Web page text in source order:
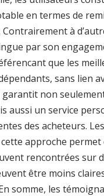
en termes de
Contrairement à
par son
que les
sans lien
garantit non
aussi un service
des acheteurs.
approche permet
rencontrées sur
être moins
somme, les